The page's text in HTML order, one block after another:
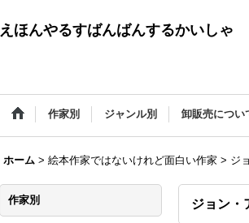
えほんやるすばんばんするかいしゃ
作家別 ジャンル別 卸販売につい
ホーム > 絵本作家ではないけれど面白い作家 > ジ
作家別 ジョン・